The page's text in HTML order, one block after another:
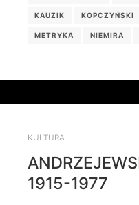
KAUZIK KOPCZYŃSKI
METRYKA NIEMIRA
KULTURA
1915-1977